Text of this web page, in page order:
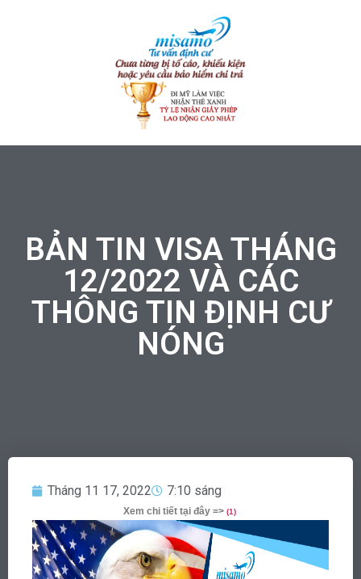
BẢN TIN VISA THÁNG
12/2022 VÀ CÁC
THÔNG TIN ĐỊNH CƯ
NÓNG
Tháng 11 17, 2022 7:10 sáng
Xem chi tiết tại đây => (1)